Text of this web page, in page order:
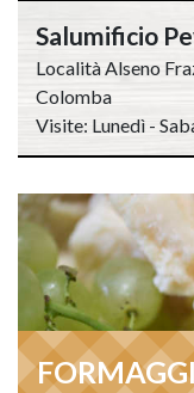
Salumificio
Località Alseno
Colomba
Visite: Lunedì -
FORMAGGI